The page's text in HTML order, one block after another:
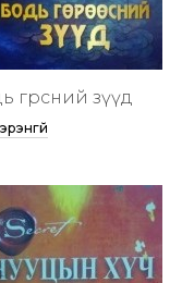
гөрөөсний зүүд